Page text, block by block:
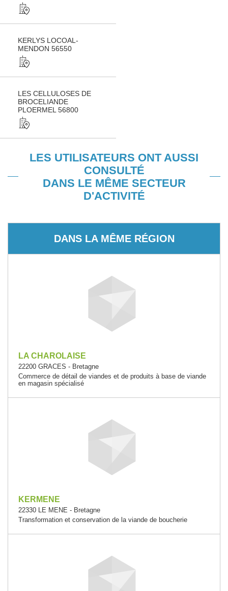
KERLYS LOCOAL-
MENDON 56550
LES CELLULOSES DE
BROCELIANDE
PLOERMEL 56800
LES UTILISATEURS ONT AUSSI
CONSULTÉ
DANS LE MÊME SECTEUR
D'ACTIVITÉ
DANS LA MÊME RÉGION
LA CHAROLAISE
22200 GRACES - Bretagne
Commerce de détail de viandes et de produits à base de viande
en magasin spécialisé
KERMENE
22330 LE MENE - Bretagne
Transformation et conservation de la viande de boucherie